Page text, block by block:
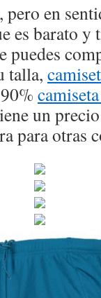
pero en
es barato y
puedes
talla,
un
para otras